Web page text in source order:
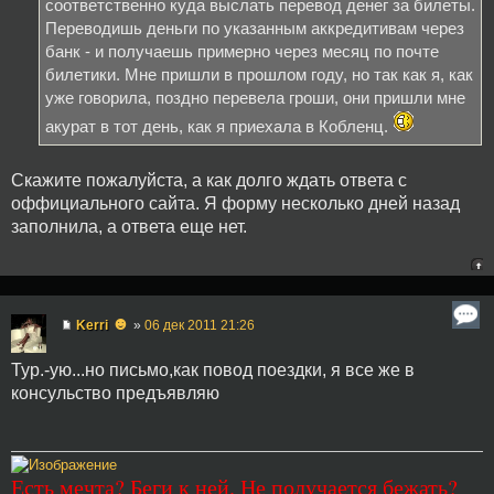
соответственно куда выслать перевод денег за билеты.
Переводишь деньги по указанным аккредитивам через
банк - и получаешь примерно через месяц по почте
билетики. Мне пришли в прошлом году, но так как я, как
уже говорила, поздно перевела гроши, они пришли мне
акурат в тот день, как я приехала в Кобленц.
Скажите пожалуйста, а как долго ждать ответа с
оффициального сайта. Я форму несколько дней назад
заполнила, а ответа еще нет.
Kerri ☻ » 06 дек 2011 21:26
Тур.-ую...но письмо,как повод поездки, я все же в
консульство предъявляю
Есть мечта? Беги к ней. Не получается бежать?